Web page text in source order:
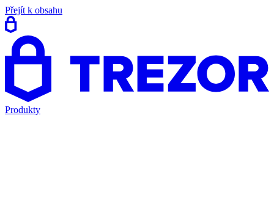
Přejít k obsahu
Produkty